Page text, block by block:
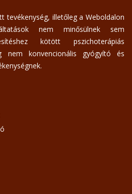
tevékenység, illetőleg a Weboldalon
nem minősülnek sem
kötött pszichoterápiás
nem konvencionális gyógyító és